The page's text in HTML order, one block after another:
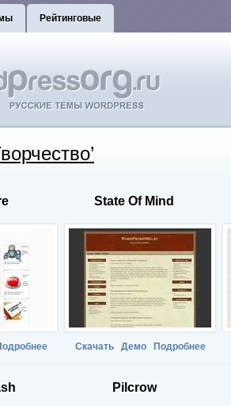
Рейтинговые
State Of Mind
Скачать Демо Подробнее
Pilcrow